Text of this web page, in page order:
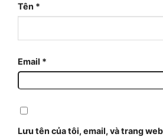
Tên *
Email *
Lưu tên của tôi, email, và trang